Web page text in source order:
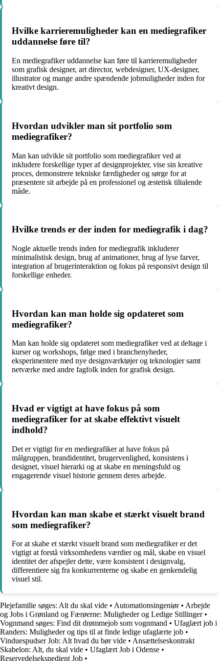
Hvilke karrieremuligheder kan en mediegrafiker
uddannelse føre til?
En mediegrafiker uddannelse kan føre til karrieremuligheder
som grafisk designer, art director, webdesigner, UX-designer,
illustrator og mange andre spændende jobmuligheder inden for
kreativt design.
Hvordan udvikler man sit portfolio som
mediegrafiker?
Man kan udvikle sit portfolio som mediegrafiker ved at
inkludere forskellige typer af designprojekter, vise sin kreative
proces, demonstrere tekniske færdigheder og sørge for at
præsentere sit arbejde på en professionel og æstetisk tiltalende
måde.
Hvilke trends er der inden for mediegrafik i dag?
Nogle aktuelle trends inden for mediegrafik inkluderer
minimalistisk design, brug af animationer, brug af lyse farver,
integration af brugerinteraktion og fokus på responsivt design til
forskellige enheder.
Hvordan kan man holde sig opdateret som
mediegrafiker?
Man kan holde sig opdateret som mediegrafiker ved at deltage i
kurser og workshops, følge med i branchenyheder,
eksperimentere med nye designværktøjer og teknologier samt
netværke med andre fagfolk inden for grafisk design.
Hvad er vigtigt at have fokus på som
mediegrafiker for at skabe effektivt visuelt
indhold?
Det er vigtigt for en mediegrafiker at have fokus på
målgruppen, brandidentitet, brugervenlighed, konsistens i
designet, visuel hierarki og at skabe en meningsfuld og
engagerende visuel historie gennem deres arbejde.
Hvordan kan man skabe et stærkt visuelt brand
som mediegrafiker?
For at skabe et stærkt visuelt brand som mediegrafiker er det
vigtigt at forstå virksomhedens værdier og mål, skabe en visuel
identitet der afspejler dette, være konsistent i designvalg,
differentiere sig fra konkurrenterne og skabe en genkendelig
visuel stil.
Plejefamilie søges: Alt du skal vide • Automationsingeniør• Arbejde
og Jobs i Grønland og Færøerne: Muligheder og Ledige Stillinger•
Vognmand søges: Find dit drømmejob som vognmand • Ufaglært job i
Randers: Muligheder og tips til at finde ledige ufaglærte job •
Vinduespudser Job: Alt hvad du bør vide • Ansættelseskontrakt
Skabelon: Alt, du skal vide • Ufaglært Job i Odense •
Reservedelsekspedient Job •